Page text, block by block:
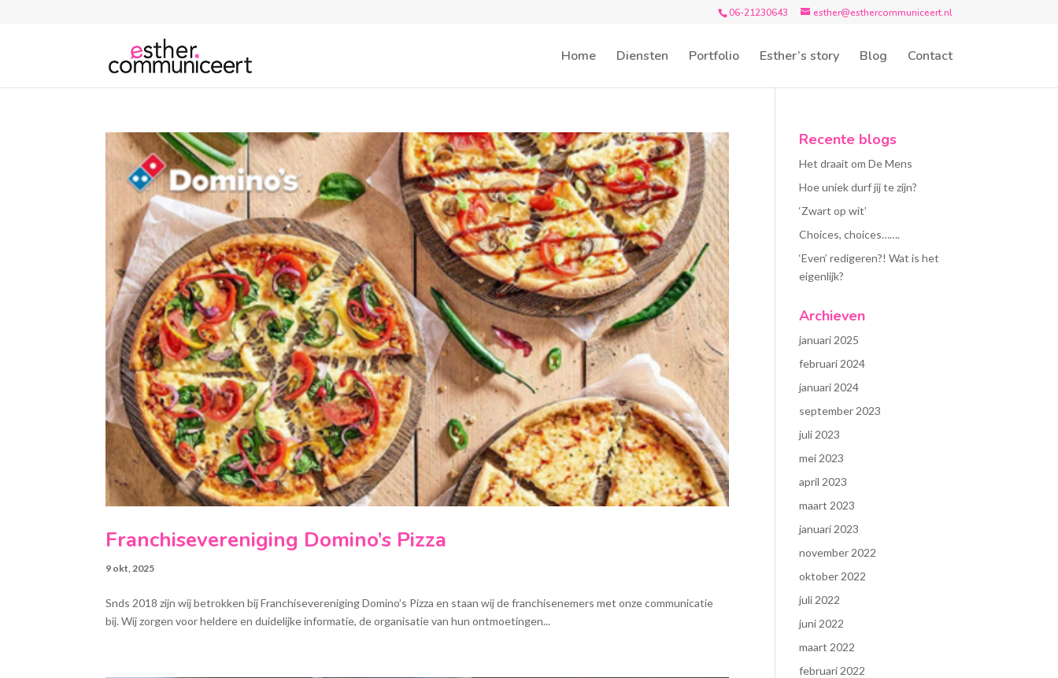
06-21230643 esther@esthercommuniceert.nl
Home Diensten Portfolio Esther’s story Blog Contact
Franchisevereniging Domino’s Pizza
9 okt, 2025
Snds 2018 zijn wij betrokken bij Franchisevereniging Domino’s Pizza en staan wij de franchisenemers met onze communicatie
bij. Wij zorgen voor heldere en duidelijke informatie, de organisatie van hun ontmoetingen...
Recente blogs
Het draait om De Mens
Hoe uniek durf jij te zijn?
‘Zwart op wit’
Choices, choices…….
‘Even’ redigeren?! Wat is het
eigenlijk?
Archieven
januari 2025
februari 2024
januari 2024
september 2023
juli 2023
mei 2023
april 2023
maart 2023
januari 2023
november 2022
oktober 2022
juli 2022
juni 2022
maart 2022
februari 2022